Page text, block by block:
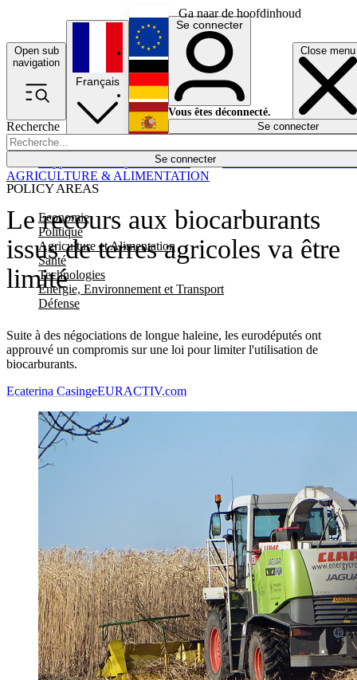
Ga naar de hoofdinhoud
Open sub
navigation
Close menu
Recherche
Se connecter
POLICY AREAS
Economie
Politique
Agriculture et Alimentation
Santé
Technologies
Energie, Environnement et Transport
Défense
Économie
Français
English
Deutsch
Español
Se connecter
Vous êtes déconnecté.
Se connecter
Le recours aux biocarburants
issus de terres agricoles va être
limité
Suite à des négociations de longue haleine, les eurodéputés ont
approuvé un compromis sur une loi pour limiter l'utilisation de
biocarburants.
AGRICULTURE & ALIMENTATION
Ecaterina CasingeEURACTIV.com